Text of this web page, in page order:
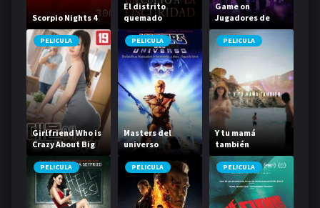
Scorpio Nights 4
El distrito
quemado
Game on
Jugadores de
élite
PELICULA
Girlfriend Who is
Crazy About Big
Things
PELICULA
Masters del
universo
PELICULA
Y tu mamá
también
PELICULA PELICULA PELICULA